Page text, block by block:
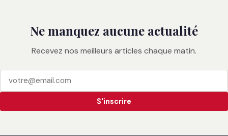
Ne manquez aucune actualité
Recevez nos meilleurs articles chaque matin.
S'inscrire